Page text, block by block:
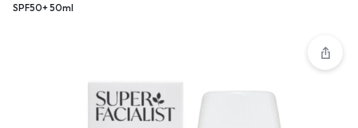
SPF50+ 50ml